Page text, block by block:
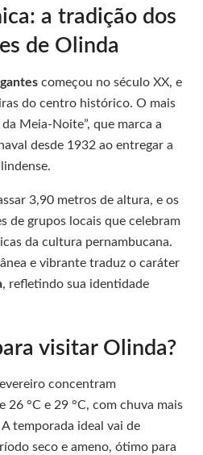
a tradição dos
de Olinda
começou no século XX, e
do centro histórico. O mais
Meia-Noite”, que marca a
desde 1932 ao entregar a
3,90 metros de altura, e os
de grupos locais que celebram
da cultura pernambucana.
e vibrante traduz o caráter
, refletindo sua identidade
visitar Olinda?
concentram
26 °C e 29 °C, com chuva mais
temporada ideal vai de
seco e ameno, ótimo para